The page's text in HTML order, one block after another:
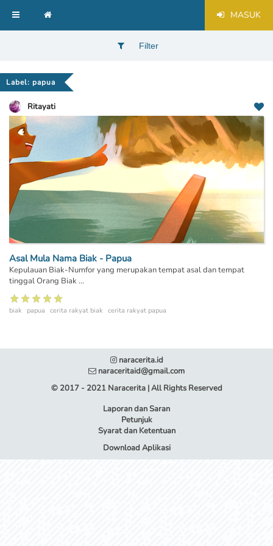
MASUK
Filter
Label: papua
Ritayati
Asal Mula Nama Biak - Papua
Kepulauan Biak-Numfor yang merupakan tempat asal dan tempat
tinggal Orang Biak ...
biak papua cerita rakyat biak cerita rakyat papua
naracerita.id
naraceritaid@gmail.com
© 2017 - 2021 Naracerita | All Rights Reserved
Laporan dan Saran
Petunjuk
Syarat dan Ketentuan
Download Aplikasi